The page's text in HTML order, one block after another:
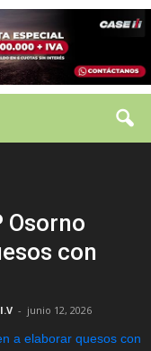
Osorno
con
- junio 12, 2026